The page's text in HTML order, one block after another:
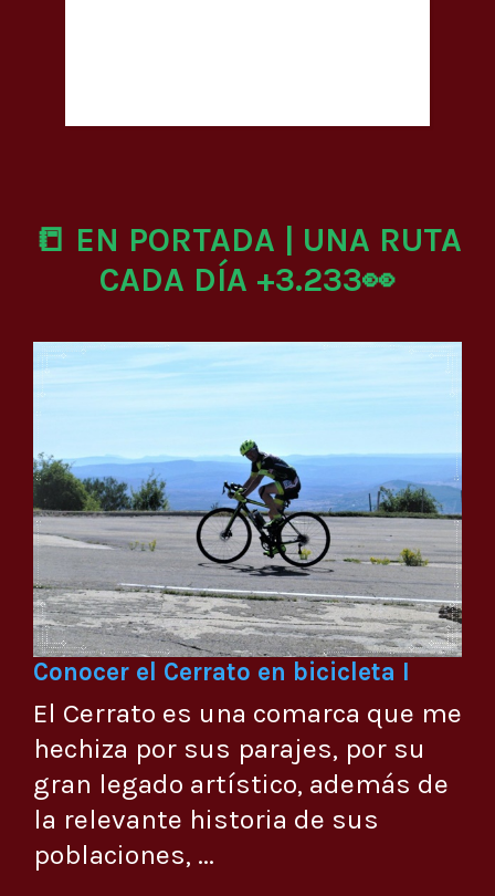
📒 EN PORTADA | UNA RUTA
CADA DÍA +3.233👀
Conocer el Cerrato en bicicleta I
El Cerrato es una comarca que me
hechiza por sus parajes, por su
gran legado artístico, además de
la relevante historia de sus
poblaciones, ...